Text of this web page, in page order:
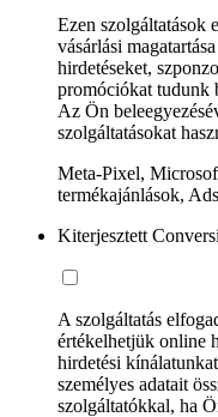
Ezen szolgáltatások
vásárlási
hirdetéseket,
promóciókat tudunk
Az Ön
szolgáltatásokat
Meta-Pixel,
termékajánlások,
Kiterjesztett
A szolgáltatás
értékelhetjük online
hirdetési
személyes adatait
szolgáltatókkal, ha